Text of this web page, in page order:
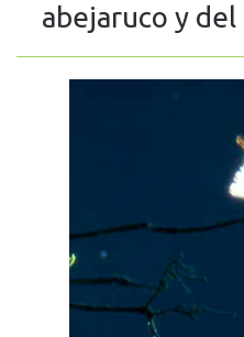
abejaruco y